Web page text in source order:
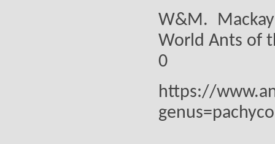
W&M.
World Ants of
0
https://